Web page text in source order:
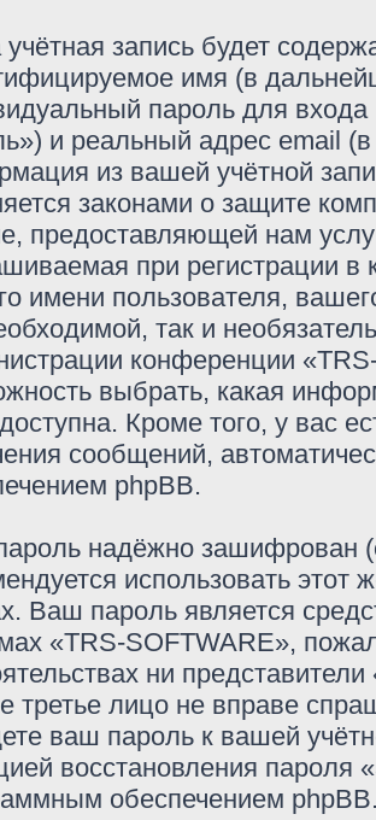
запись будет
имя (в
пароль для
и реальный адрес email
из вашей учётной
законами о защите
предоставляющей нам
при регистрации
имени пользователя,
так и
конференции
выбрать, какая
Кроме того, у вас
сообщений,
phpBB.
надёжно зашифрован
использовать этот
Ваш пароль является
«TRS-SOFTWARE»,
ни
третье лицо не вправе
ваш пароль к вашей
восстановления пароля
обеспечением